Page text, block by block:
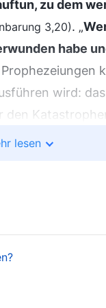
zu dem
3,20). „
habe
wird:
Menschen zu
geschlossen
lesen